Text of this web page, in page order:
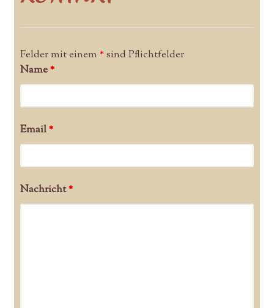
Felder mit einem * sind Pflichtfelder
Name*
Email*
Nachricht*